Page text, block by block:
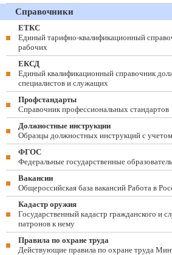
Справочники
ЕТКС
Единый тарифно-квалификационный
рабочих
ЕКСД
Единый квалификационный справочник
специалистов и служащих
Профстандарты
Справочник профессиональных стандартов
Должностные инструкции
Образцы должностных инструкций с
ФГОС
Федеральные государственные
Вакансии
Общероссийская база вакансий Работа в
Кадастр оружия
Государственный кадастр гражданского и
патронов к нему
Правила по охране труда
Действующие правила по охране труда